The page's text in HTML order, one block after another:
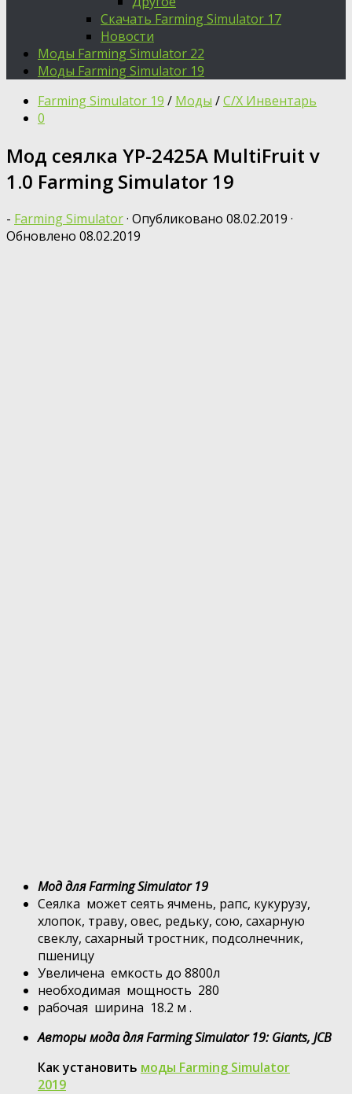
Скачать Farming Simulator 17
Новости
Моды Farming Simulator 22
Моды Farming Simulator 19
Farming Simulator 19 / Моды /С/Х Инвентарь
0
Мод сеялка YP-2425A MultiFruit v
1.0 Farming Simulator 19
- Farming Simulator· Опубликовано 08.02.2019 ·
Обновлено 08.02.2019
Мод для Farming Simulator 19
Сеялка может сеять ячмень, рапс, кукурузу,
хлопок, траву, овес, редьку, сою, сахарную
свеклу, сахарный тростник, подсолнечник,
пшеницу
Увеличена емкость до 8800л
необходимая мощность 280
рабочая ширина 18.2 м .
Авторы мода для Farming Simulator 19: Giants, JCB
Как установить моды Farming Simulator
2019